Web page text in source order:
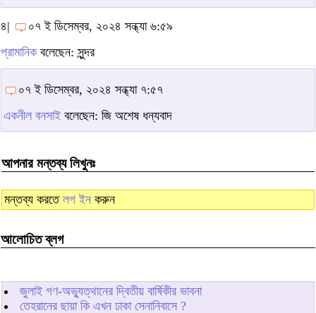
৪|
০৭ ই ডিসেম্বর, ২০২৪ সন্ধ্যা ৬:৫৯
প্রামানিকবলেছেন: সুন্দর
০৭ ই ডিসেম্বর, ২০২৪ সন্ধ্যা ৭:৫৭
একনীল বনসাই বলেছেন: জি অশেষ ধন্যবাদ
আপনার মন্তব্য লিখুনঃ
মন্তব্য করতে লগ ইন করুন
আলোচিত ব্লগ
জুলাই গণ-অভ্যুত্থানের দ্বিতীয় বার্ষিকীর ভাবনা
তেহরানের ছায়া কি এখন ঢাকা সেনানিবাসে ?